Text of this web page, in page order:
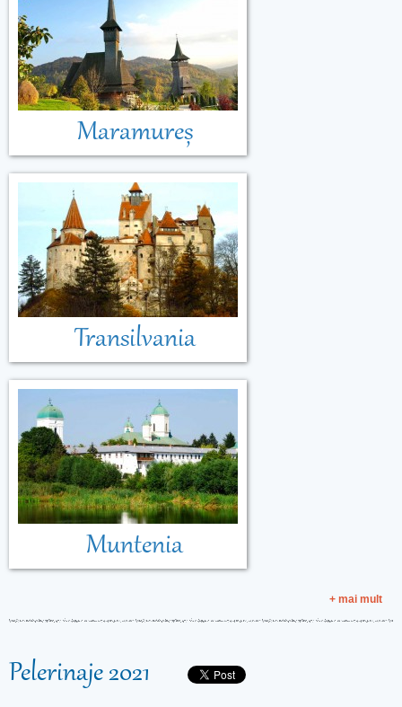
Maramureș
Transilvania
Muntenia
+ mai mult
Pelerinaje 2021